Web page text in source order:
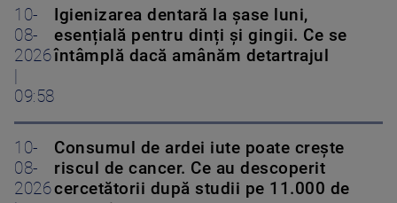
10-
08-
2026
|
09:58
Igienizarea dentară la șase luni,
esențială pentru dinți și gingii. Ce se
întâmplă dacă amânăm detartrajul
10-
08-
2026
Consumul de ardei iute poate crește
riscul de cancer. Ce au descoperit
cercetătorii după studii pe 11.000 de